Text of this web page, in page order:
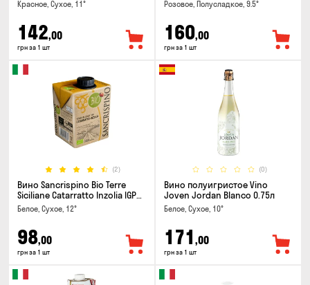
Красное, Сухое, 11°
142,00
грн за 1 шт
Розовое, Полусладкое, 9.5°
160,00
грн за 1 шт
(2)
Вино Sancrispino Bio Terre
Siciliane Catarratto Inzolia IGP
0.5л
Белое, Сухое, 12°
98,00
грн за 1 шт
(0)
Вино полуигристое Vino
Joven Jordan Blanco 0.75л
Белое, Сухое, 10°
171 ,00
грн за 1 шт